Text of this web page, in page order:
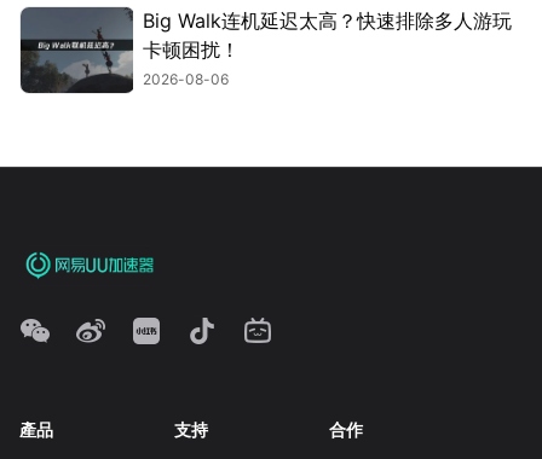
Big Walk连机延迟太高？快速排除多人游玩
卡顿困扰！
2026-08-06
產品 支持 合作